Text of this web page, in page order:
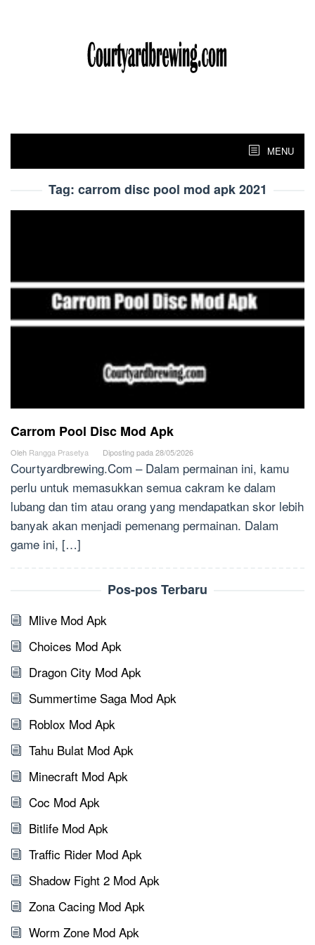
MENU
Tag: carrom disc pool mod apk 2021
Carrom Pool Disc Mod Apk
Oleh Rangga Prasetya Diposting pada 28/05/2026
Courtyardbrewing.Com – Dalam permainan ini, kamu
perlu untuk memasukkan semua cakram ke dalam
lubang dan tim atau orang yang mendapatkan skor lebih
banyak akan menjadi pemenang permainan. Dalam
game ini, […]
Pos-pos Terbaru
Mlive Mod Apk
Choices Mod Apk
Dragon City Mod Apk
Summertime Saga Mod Apk
Roblox Mod Apk
Tahu Bulat Mod Apk
Minecraft Mod Apk
Coc Mod Apk
Bitlife Mod Apk
Traffic Rider Mod Apk
Shadow Fight 2 Mod Apk
Zona Cacing Mod Apk
Worm Zone Mod Apk